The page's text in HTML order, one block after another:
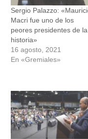
Sergio Palazzo:
Macri fue uno de los
peores presidentes de la
historia»
16 agosto, 2021
En «Gremiales»